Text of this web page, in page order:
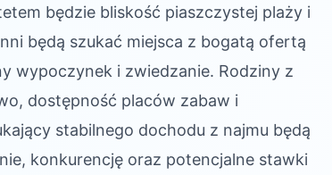
będzie bliskość piaszczystej plaży i
będą szukać miejsca z bogatą ofertą
wypoczynek i zwiedzanie. Rodziny z
dostępność placów zabaw i
stabilnego dochodu z najmu będą
konkurencję oraz potencjalne stawki